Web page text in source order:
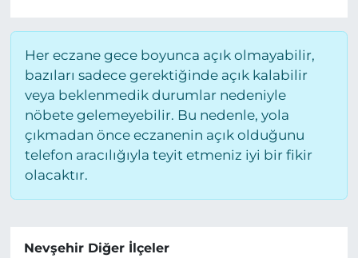
Her eczane gece boyunca açık olmayabilir,
bazıları sadece gerektiğinde açık kalabilir
veya beklenmedik durumlar nedeniyle
nöbete gelemeyebilir. Bu nedenle, yola
çıkmadan önce eczanenin açık olduğunu
telefon aracılığıyla teyit etmeniz iyi bir fikir
olacaktır.
Nevşehir Diğer İlçeler